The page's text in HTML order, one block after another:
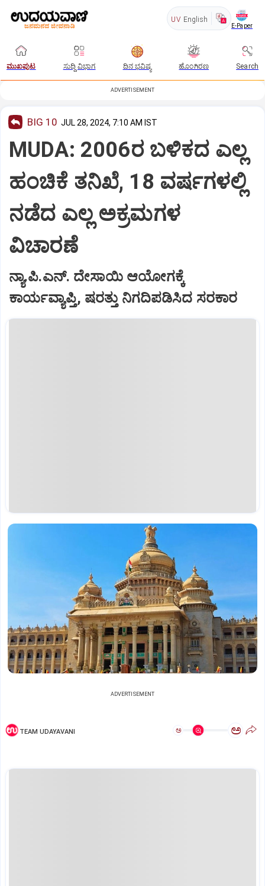
UV English
E-Paper
ಮುಖಪುಟ ಸುದ್ದಿ ವಿಭಾಗ ದಿನ ಭವಿಷ್ಯ ಹೊಂಗಿರಣ Search
ADVERTISEMENT
BIG 10 JUL 28, 2024, 7:10 AM IST
MUDA: 2006ರ ಬಳಿಕದ ಎಲ್ಲ
ಹಂಚಿಕೆ ತನಿಖೆ, 18 ವರ್ಷಗಳಲ್ಲಿ
ನಡೆದ ಎಲ್ಲ ಅಕ್ರಮಗಳ
ವಿಚಾರಣೆ
ನ್ಯಾ.ಪಿ.ಎನ್‌. ದೇಸಾಯಿ ಆಯೋಗಕ್ಕೆ
ಕಾರ್ಯವ್ಯಾಪ್ತಿ, ಷರತ್ತು ನಿಗದಿಪಡಿಸಿದ ಸರಕಾರ
ADVERTISEMENT
TEAM UDAYAVANI ಅ ಅ